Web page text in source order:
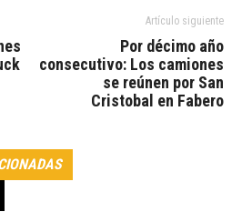
Artículo siguiente
Por décimo año
consecutivo: Los camiones
se reúnen por San
Cristobal en Fabero